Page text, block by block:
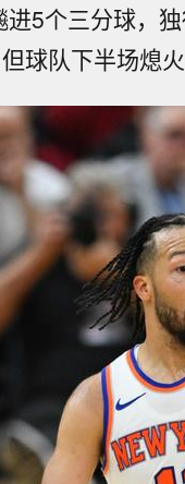
进5个三分球，
球队下半场熄